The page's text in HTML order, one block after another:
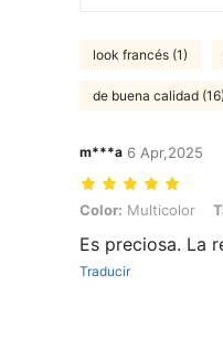
look francés (1)
de buena calidad (16)
m***a 6 Apr,2025
Color: Multicolor, Talla:
Color: Multicolor
Es preciosa. La
Traducir